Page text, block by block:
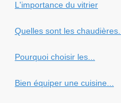
L'importance du vitrier
Quelles sont les chaudières...
Pourquoi choisir les...
Bien équiper une cuisine...